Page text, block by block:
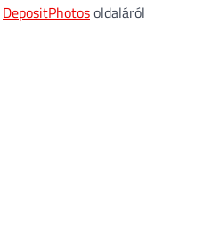
DepositPhotosoldaláról